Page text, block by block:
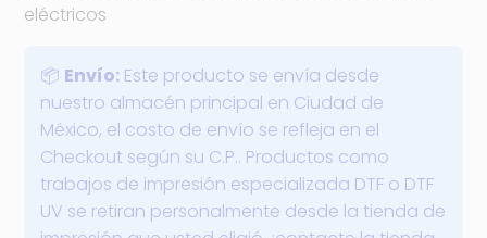
eléctricos
📦 Envío: Este producto se envía desde
nuestro almacén principal en Ciudad de
México, el costo de envío se refleja en el
Checkout según su C.P.. Productos como
trabajos de impresión especializada DTF o DTF
UV se retiran personalmente desde la tienda de